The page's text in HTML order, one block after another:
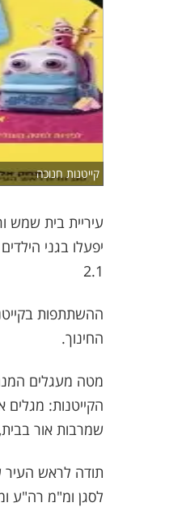
קייטנות חנוכה
עיריית בית שמש
2.1
החינוך.
מטה מעגלים
הקייטנות: מגלים
שמרבות אור
תודה לראש העיר
לסגן ומ"מ רה"ע